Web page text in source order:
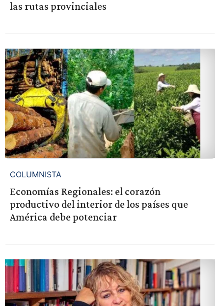
las rutas provinciales
COLUMNISTA
Economías Regionales: el corazón
productivo del interior de los países que
América debe potenciar